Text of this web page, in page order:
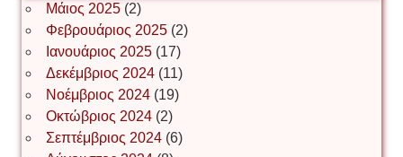
Ιωάννης Σ. Παπαφλωράτος
ΝΙΚΟΣ ΓΑΤΟΣ
Μάιος 2025(2)
Φεβρουάριος 2025(2)
Ιανουάριος 2025(17)
Δεκέμβριος 2024(11)
Νοέμβριος 2024(19)
Οκτώβριος 2024(2)
Σεπτέμβριος 2024(6)